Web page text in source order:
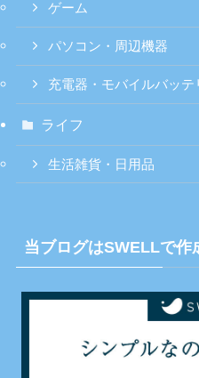
ゲーム
パソコン・周辺機器
充電器・モバイルバッテ
ライフ
生活雑貨・日用品
当ブログはSWELLで作